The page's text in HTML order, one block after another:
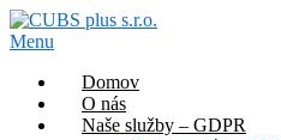
Prejsť
na
Menu
Domov
O nás
Naše služby – GDPR